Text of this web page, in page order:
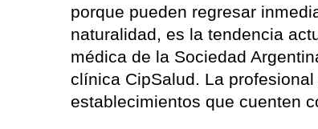
porque pueden regresar
naturalidad, es la tendencia
médica de la Sociedad
clínica CipSalud. La
establecimientos que cuenten